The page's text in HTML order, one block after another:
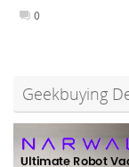
0
Geekbuying